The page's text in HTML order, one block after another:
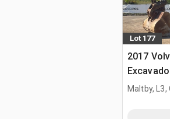
Lot 177
2017
Maltby, L3,